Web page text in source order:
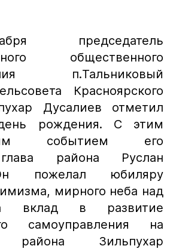
председатель
общественного
п.Тальниковый
Красноярского
Дусалиев отметил
рождения. С этим
событием его
района Руслан
пожелал юбиляру
мирного неба над
вклад в развитие
самоуправления на
района Зильпухар